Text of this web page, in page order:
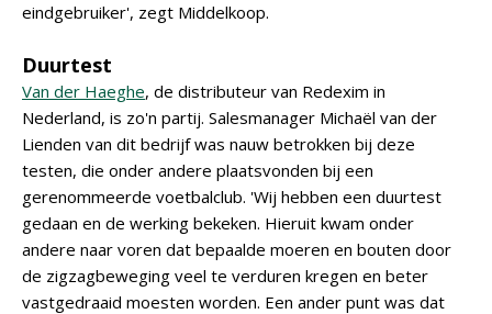
eindgebruiker', zegt Middelkoop.
Duurtest
Van der Haeghe, de distributeur van Redexim in
Nederland, is zo'n partij. Salesmanager Michaël van der
Lienden van dit bedrijf was nauw betrokken bij deze
testen, die onder andere plaatsvonden bij een
gerenommeerde voetbalclub. 'Wij hebben een duurtest
gedaan en de werking bekeken. Hieruit kwam onder
andere naar voren dat bepaalde moeren en bouten door
de zigzagbeweging veel te verduren kregen en beter
vastgedraaid moesten worden. Een ander punt was dat